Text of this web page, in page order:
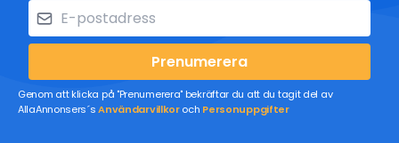
Prenumerera
Genom att klicka på "Prenumerera" bekräftar du att du tagit del av
AllaAnnonsers´sAnvändarvillkoroch Personuppgifter